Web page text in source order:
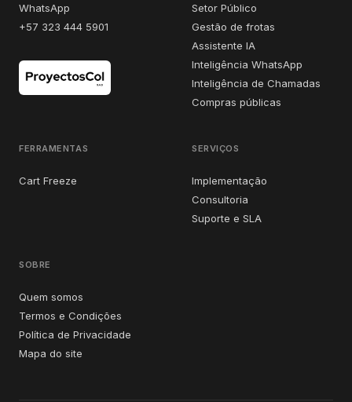
WhatsApp
+57 323 444 5901
Setor Público
Gestão de frotas
Assistente IA
Inteligência WhatsApp
Inteligência de Chamadas
Compras públicas
FERRAMENTAS
Cart Freeze
SERVIÇOS
Implementação
Consultoria
Suporte e SLA
SOBRE
Quem somos
Termos e Condições
Política de Privacidade
Mapa do site